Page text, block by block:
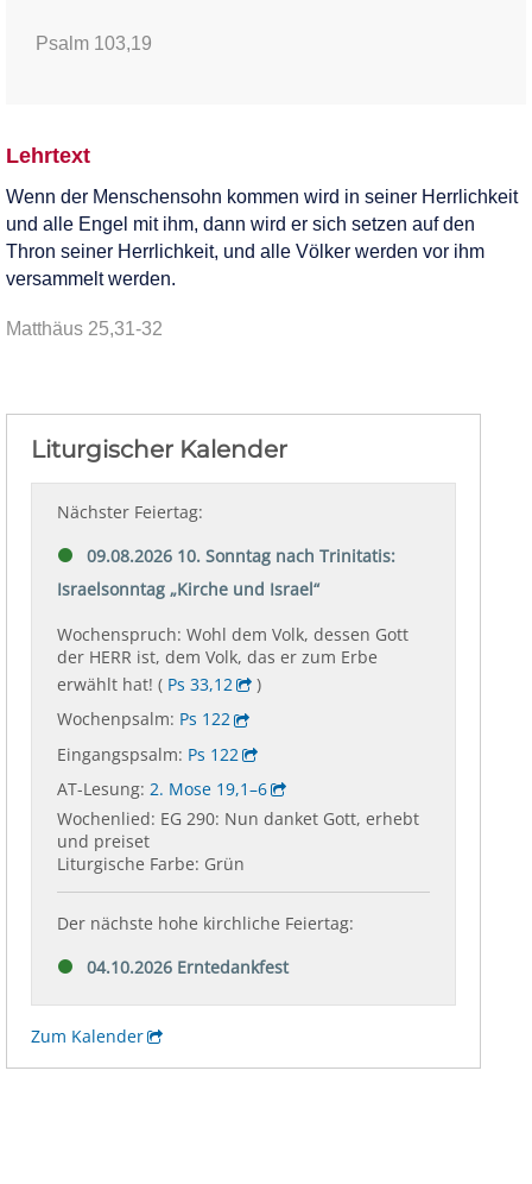
Psalm 103,19
Lehrtext
Wenn der Menschensohn kommen wird in seiner Herrlichkeit
und alle Engel mit ihm, dann wird er sich setzen auf den
Thron seiner Herrlichkeit, und alle Völker werden vor ihm
versammelt werden.
Matthäus 25,31-32